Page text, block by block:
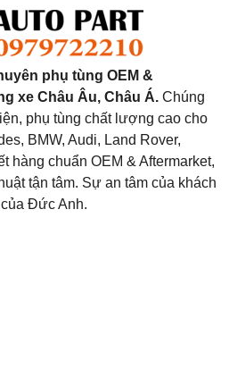
phụ tùng OEM &
xe Châu Âu, Châu Á. Chúng
phụ tùng chất lượng cao cho
BMW, Audi, Land Rover,
hàng chuẩn OEM & Aftermarket,
tận tâm. Sự an tâm của khách
Đức Anh.